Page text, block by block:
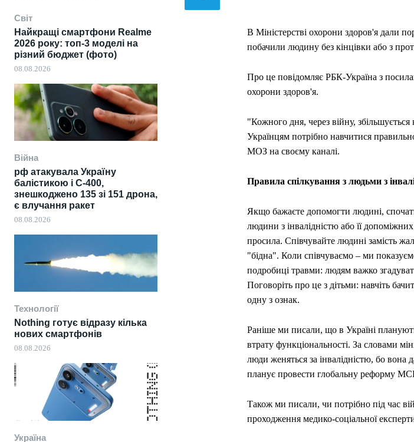
Світ
Найкращі смартфони Realme
2026 року: топ-3 моделі на
різний бюджет (фото)
08.08.2026
Війна
рф атакувала Україну
балістикою і С-400,
знешкоджено 135 зі 151 дрона,
є влучання ракет
08.08.2026
Технології
Nothing готує відразу кілька
нових смартфонів
08.08.2026
Україна
В Міністерстві охорони здоров'я дали
побачили людину без кінцівки або з
Про це повідомляє РБК-Україна з
охорони здоров'я.
"Кожного дня, через війну, збільшується
Українцям потрібно навчитися
МОЗ на своєму каналі.
Правила спілкування з людьми з
Якщо бажаєте допомогти людині,
людини з інвалідністю або її
просила. Співчувайте людині замість
"бідна". Коли співчуваємо – ми
подробиці травми: людям важко
Поговоріть про це з дітьми: навчіть
одну з ознак.
Раніше ми писали, що в Україні
втрату функціональності. За словами
люди женяться за інвалідністю, бо вона
планує провести глобальну реформу
Також ми писали, чи потрібно під час
проходження медико-соціальної